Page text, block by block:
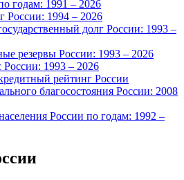
годам: 1991 – 2026
России: 1994 – 2026
долг России: 1993 –
резервы России: 1993 – 2026
России: 1993 – 2026
рейтинг России
благосостояния России: 2008
России по годам: 1992 –